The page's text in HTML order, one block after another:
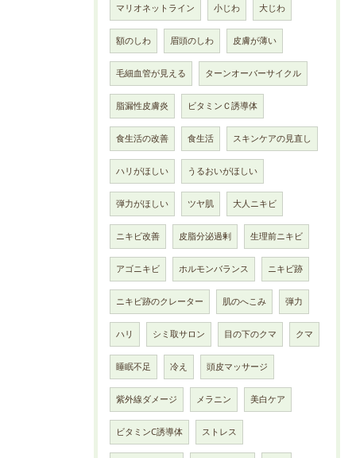
マリオネットライン 小じわ 大じわ
額のしわ 眉頭のしわ 皮膚が薄い
毛細血管が見える ターンオーバーサイクル
脂漏性皮膚炎 ビタミンＣ誘導体
食生活の改善 食生活 スキンケアの見直し
ハリがほしい うるおいがほしい
弾力がほしい ツヤ肌 大人ニキビ
ニキビ改善 皮脂分泌過剰 生理前ニキビ
アゴニキビ ホルモンバランス ニキビ跡
ニキビ跡のクレーター 肌のへこみ 弾力
ハリ シミ取サロン 目の下のクマ クマ
睡眠不足 冷え 頭皮マッサージ
紫外線ダメージ メラニン 美白ケア
ビタミンC誘導体 ストレス